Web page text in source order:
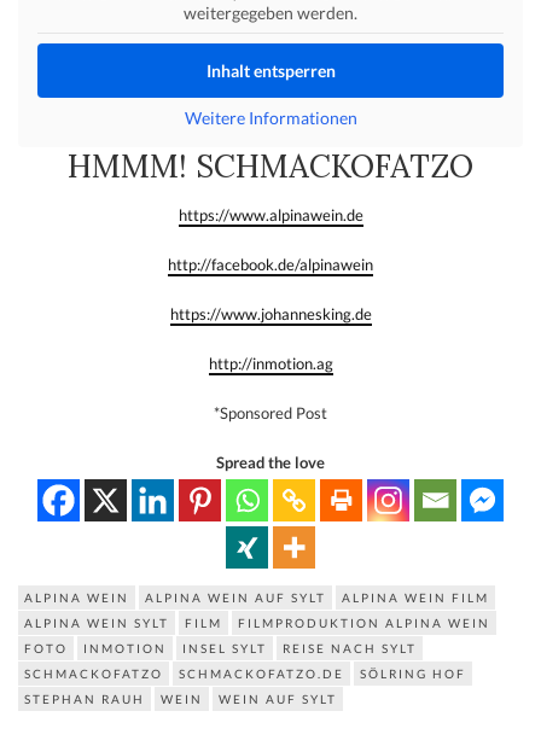
weitergegeben werden.
Inhalt entsperren
Weitere Informationen
HMMM! SCHMACKOFATZO
https://www.alpinawein.de
http://facebook.de/alpinawein
https://www.johannesking.de
http://inmotion.ag
*Sponsored Post
Spread the love
ALPINA WEIN ALPINA WEIN AUF SYLT
ALPINA WEIN FILM
ALPINA WEIN SYLT
FILM
FILMPRODUKTION ALPINA WEIN
FOTO
INMOTION INSEL SYLT
REISE NACH SYLT
SCHMACKOFATZO
SCHMACKOFATZO.DE
SÖLRING HOF
STEPHAN RAUH
WEIN WEIN AUF SYLT